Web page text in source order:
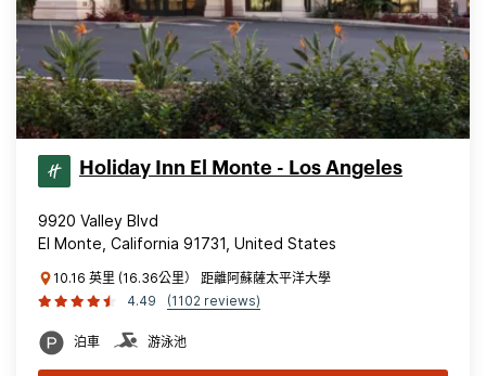
Holiday Inn El Monte - Los Angeles
9920 Valley Blvd
El Monte, California 91731, United States
10.16 英里 (16.36公里） 距離阿蘇薩太平洋大學
4.49
(1102 reviews)
泊車 游泳池